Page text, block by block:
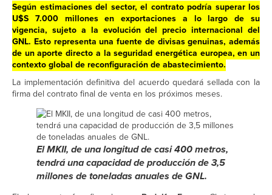
Según estimaciones del sector, el contrato podría superar los
U$S 7.000 millones en exportaciones a lo largo de su
vigencia, sujeto a la evolución del precio internacional del
GNL. Esto representa una fuente de divisas genuinas, además
de un aporte directo a la seguridad energética europea, en un
contexto global de reconfiguración de abastecimiento.
La implementación definitiva del acuerdo quedará sellada con la
firma del contrato final de venta en los próximos meses.
El MKII, de una longitud de casi 400 metros,
tendrá una capacidad de producción de 3,5
millones de toneladas anuales de GNL.